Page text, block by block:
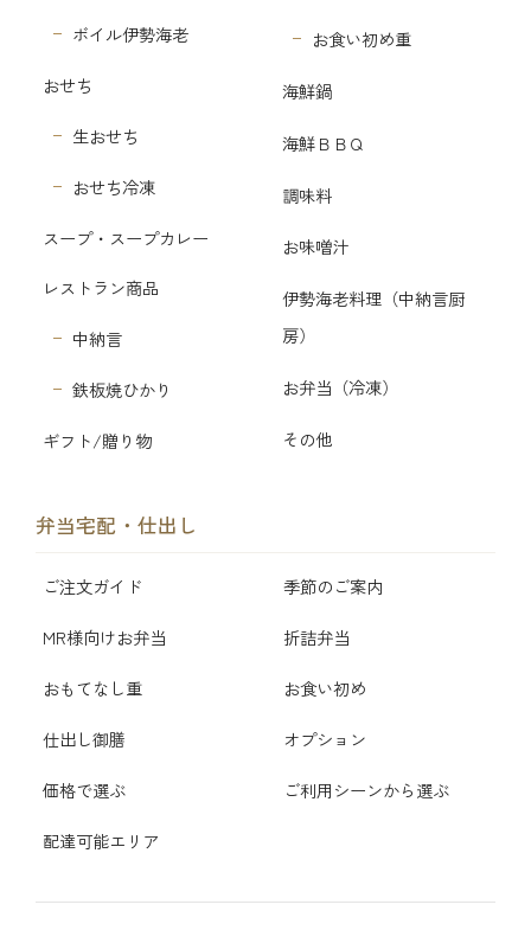
ボイル伊勢海老
おせち
生おせち
おせち冷凍
スープ・スープカレー
レストラン商品
中納言
鉄板焼ひかり
ギフト/贈り物
お食い初め重
海鮮鍋
海鮮ＢＢＱ
調味料
お味噌汁
伊勢海老料理（中納言厨
房）
お弁当（冷凍）
その他
弁当宅配・仕出し
ご注文ガイド 季節のご案内
MR様向けお弁当 折詰弁当
おもてなし重 お食い初め
仕出し御膳 オプション
価格で選ぶ ご利用シーンから選ぶ
配達可能エリア